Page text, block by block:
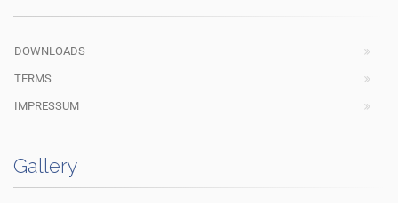
DOWNLOADS
TERMS
IMPRESSUM
Gallery